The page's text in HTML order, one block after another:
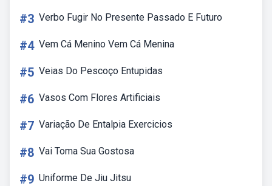
#3 Verbo Fugir No Presente Passado E Futuro
#4 Vem Cá Menino Vem Cá Menina
#5 Veias Do Pescoço Entupidas
#6 Vasos Com Flores Artificiais
#7 Variação De Entalpia Exercicios
#8 Vai Toma Sua Gostosa
#9 Uniforme De Jiu Jitsu